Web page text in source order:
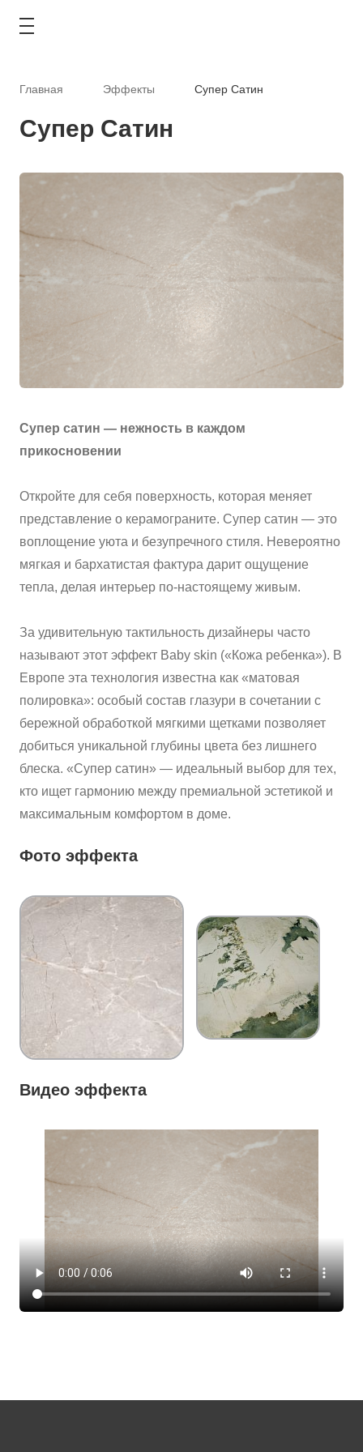
АКЦИИ
ТИПОВЫЕ РЕШЕНИЯ
ОПЛАТА И ДОСТАВКА
ГДЕ КУПИТЬ
О КОМПАНИИ
CОТРУДНИЧЕСТВО
Главная Эффекты Супер Сатин
Супер Сатин
Супер сатин — нежность в каждом
прикосновении
Откройте для себя поверхность, которая меняет
представление о керамограните. Супер сатин — это
воплощение уюта и безупречного стиля. Невероятно
мягкая и бархатистая фактура дарит ощущение
тепла, делая интерьер по-настоящему живым.
За удивительную тактильность дизайнеры часто
называют этот эффект Baby skin («Кожа ребенка»). В
Европе эта технология известна как «матовая
полировка»: особый состав глазури в сочетании с
бережной обработкой мягкими щетками позволяет
добиться уникальной глубины цвета без лишнего
блеска. «Супер сатин» — идеальный выбор для тех,
кто ищет гармонию между премиальной эстетикой и
максимальным комфортом в доме.
Фото эффекта
Видео эффекта